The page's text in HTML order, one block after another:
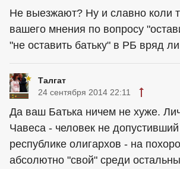
Не выезжают? Ну и славно коли
вашего мнения по вопросу
"не оставить батьку" в РБ вряд ли
Талгат
24 сентября 2014 22:11
Да ваш Батька ничем не хуже.
Чавеса - человек не
республике олигархов - на
абсолютно "свой" среди